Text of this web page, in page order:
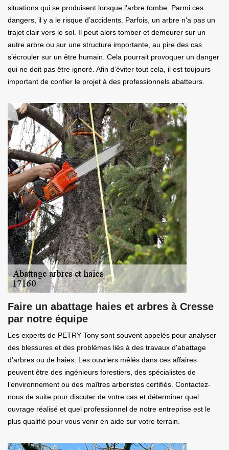
situations qui se produisent lorsque l'arbre tombe. Parmi ces
dangers, il y a le risque d’accidents. Parfois, un arbre n'a pas un
trajet clair vers le sol. Il peut alors tomber et demeurer sur un
autre arbre ou sur une structure importante, au pire des cas
s’écrouler sur un être humain. Cela pourrait provoquer un danger
qui ne doit pas être ignoré. Afin d’éviter tout cela, il est toujours
important de confier le projet à des professionnels abatteurs.
Faire un abattage haies et arbres à Cresse
par notre équipe
Les experts de PETRY Tony sont souvent appelés pour analyser
des blessures et des problèmes liés à des travaux d'abattage
d'arbres ou de haies. Les ouvriers mêlés dans ces affaires
peuvent être des ingénieurs forestiers, des spécialistes de
l’environnement ou des maîtres arboristes certifiés. Contactez-
nous de suite pour discuter de votre cas et déterminer quel
ouvrage réalisé et quel professionnel de notre entreprise est le
plus qualifié pour vous venir en aide sur votre terrain.